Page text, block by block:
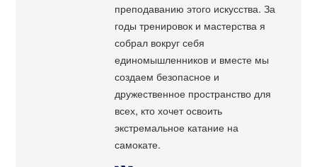
преподаванию этого искусства. За
годы тренировок и мастерства я
собрал вокруг себя
единомышленников и вместе мы
создаем безопасное и
дружественное пространство для
всех, кто хочет освоить
экстремальное катание на
самокате.